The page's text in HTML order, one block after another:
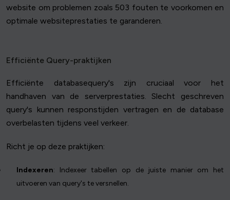
website om problemen zoals 503 fouten te voorkomen en
optimale websiteprestaties te garanderen.
Efficiënte Query-praktijken
Efficiënte databasequery's zijn cruciaal voor het
handhaven van de serverprestaties. Slecht geschreven
query's kunnen responstijden vertragen en de database
overbelasten tijdens veel verkeer.
Richt je op deze praktijken:
Indexeren: Indexeer tabellen op de juiste manier om het
uitvoeren van query's te versnellen.